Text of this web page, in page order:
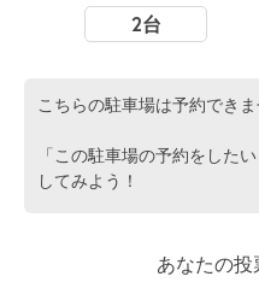
2台
こちらの駐車場は予約できま
「この駐車場の予約をした
してみよう！
あなたの